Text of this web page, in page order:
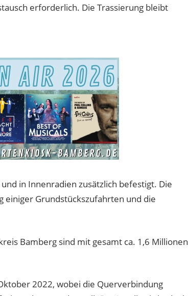
erforderlich. Die Trassierung bleibt
in Innenradien zusätzlich befestigt. Die
Grundstückszufahrten und die
Bamberg sind mit gesamt ca. 1,6 Millionen
2022, wobei die Querverbindung